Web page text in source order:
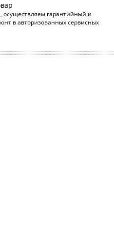
осуществляем гарантийный и
в авторизованных сервисных